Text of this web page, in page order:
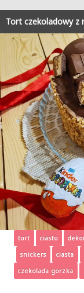
Tort czekoladowy z
tort ciasto
snickers
ciasta
czekolada gorzka